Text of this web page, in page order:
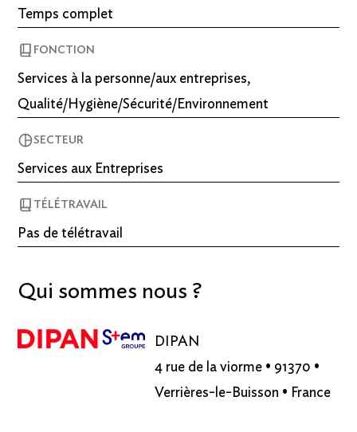
Temps complet
FONCTION
Services à la personne/aux entreprises,
Qualité/Hygiène/Sécurité/Environnement
SECTEUR
Services aux Entreprises
TÉLÉTRAVAIL
Pas de télétravail
Qui sommes nous ?
DIPAN
4 rue de la viorme • 91370 •
Verrières-le-Buisson • France